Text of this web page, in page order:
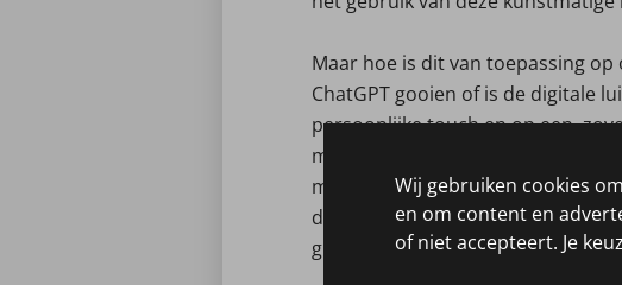
Maar hoe is dit van toepassing
ChatGPT gooien of is de digitale
persoonlijke touch en op een,
middels AI de persoonsgerichte
matchende functies waar je zelf
dienstverbanden, zodat kan
greep uit de taken waarin AI een
Wij gebruiken cookies
en om content en
of niet accepteert. Je